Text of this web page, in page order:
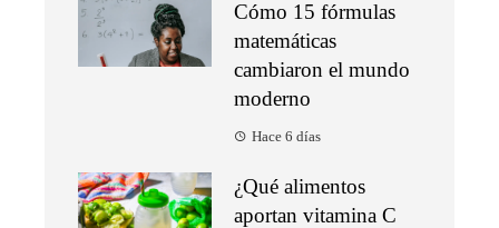
Cómo 15 fórmulas
matemáticas
cambiaron el mundo
moderno
Hace 6 días
¿Qué alimentos
aportan vitamina C